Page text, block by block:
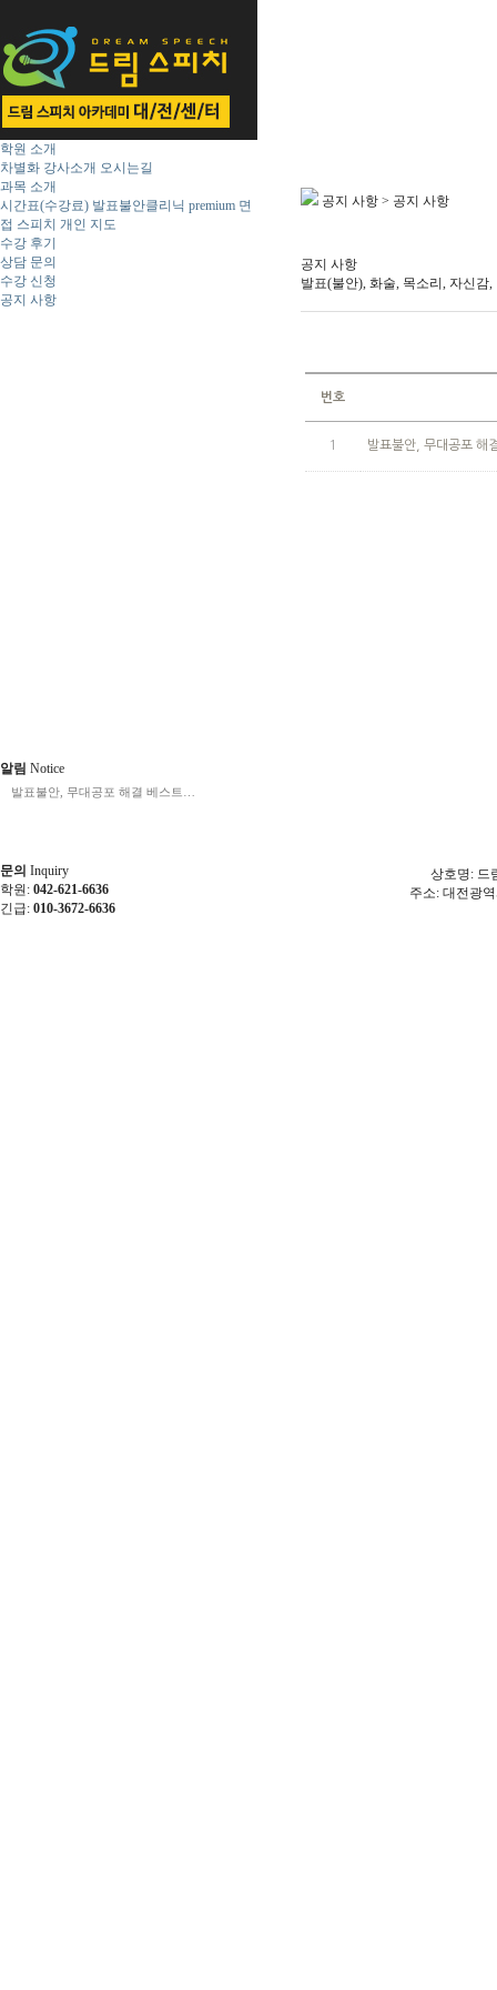
학원 소개
차별화 강사소개 오시는길
과목 소개
시간표(수강료) 발표불안클리닉 premium 면
접 스피치 개인 지도
수강 후기
상담 문의
수강 신청
공지 사항
공지 사항 > 공지 사항
공지 사항
발표(불안), 화술, 목소리, 자신감
번호
1 발표불안, 무대공포 해
알림 Notice
발표불안, 무대공포 해결 베스트…
상호명: 드
주소: 대전광역
문의 Inquiry
학원: 042-621-6636
긴급: 010-3672-6636